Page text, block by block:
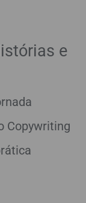
e
Copywriting